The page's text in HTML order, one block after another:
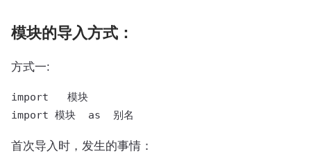
模块的导入方式：
方式一:
import   模块
import 模块  as  别名
首次导入时，发生的事情：